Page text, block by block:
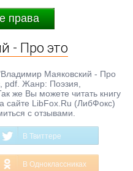
права
- Про это
Маяковский - Про
pdf. Жанр: Поэзия,
же Вы можете читать книгу
сайте LibFox.Ru (ЛибФокс)
с отзывами.
В Твиттере
В Одноклассниках